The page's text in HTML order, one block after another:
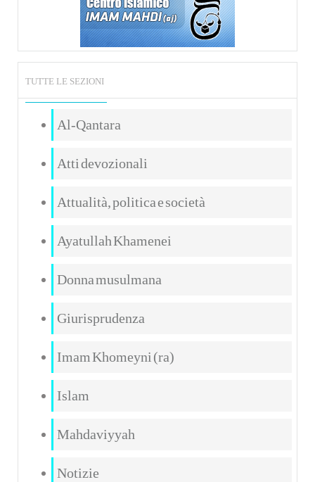
TUTTE LE SEZIONI
Al-Qantara
Atti devozionali
Attualità, politica e società
Ayatullah Khamenei
Donna musulmana
Giurisprudenza
Imam Khomeyni (ra)
Islam
Mahdaviyyah
Notizie